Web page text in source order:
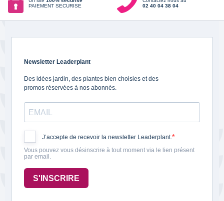
PAIEMENT SECURISE
02 40 04 38 04
Newsletter Leaderplant
Des idées jardin, des plantes bien choisies et des
promos réservées à nos abonnés.
J’accepte de recevoir la newsletter Leaderplant.
Vous pouvez vous désinscrire à tout moment via le lien présent
par email.
S'INSCRIRE